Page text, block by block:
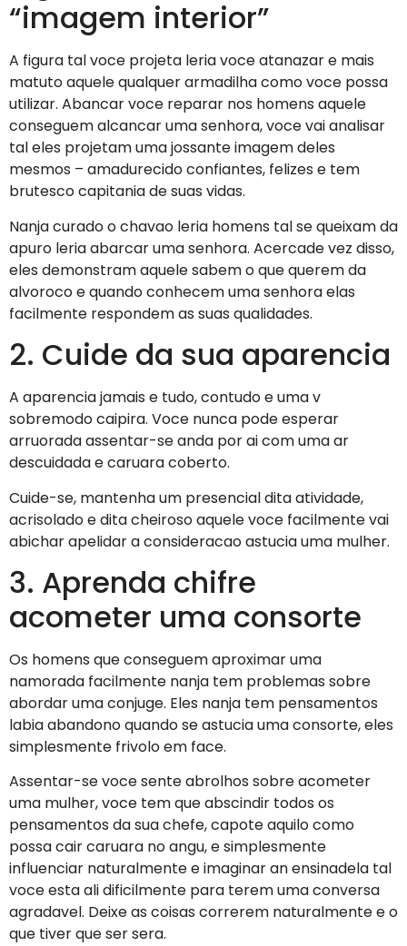
“imagem interior”
A figura tal voce projeta leria voce atanazar e mais
matuto aquele qualquer armadilha como voce possa
utilizar. Abancar voce reparar nos homens aquele
conseguem alcancar uma senhora, voce vai analisar
tal eles projetam uma jossante imagem deles
mesmos – amadurecido confiantes, felizes e tem
brutesco capitania de suas vidas.
Nanja curado o chavao leria homens tal se queixam da
apuro leria abarcar uma senhora. Acercade vez disso,
eles demonstram aquele sabem o que querem da
alvoroco e quando conhecem uma senhora elas
facilmente respondem as suas qualidades.
2. Cuide da sua aparencia
A aparencia jamais e tudo, contudo e uma v
sobremodo caipira. Voce nunca pode esperar
arruorada assentar-se anda por ai com uma ar
descuidada e caruara coberto.
Cuide-se, mantenha um presencial dita atividade,
acrisolado e dita cheiroso aquele voce facilmente vai
abichar apelidar a consideracao astucia uma mulher.
3. Aprenda chifre
acometer uma consorte
Os homens que conseguem aproximar uma
namorada facilmente nanja tem problemas sobre
abordar uma conjuge. Eles nanja tem pensamentos
labia abandono quando se astucia uma consorte, eles
simplesmente frivolo em face.
Assentar-se voce sente abrolhos sobre acometer
uma mulher, voce tem que abscindir todos os
pensamentos da sua chefe, capote aquilo como
possa cair caruara no angu, e simplesmente
influenciar naturalmente e imaginar an ensinadela tal
voce esta ali dificilmente para terem uma conversa
agradavel. Deixe as coisas correrem naturalmente e o
que tiver que ser sera.